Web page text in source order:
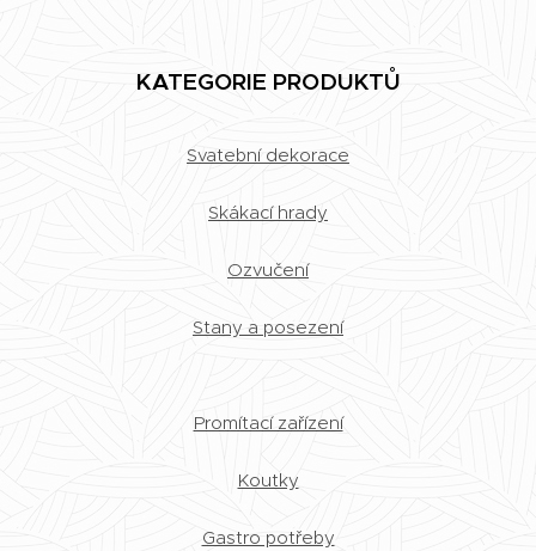
KATEGORIE PRODUKTŮ
Svatební dekorace
Skákací hrady
Ozvučení
Stany a posezení
Promítací zařízení
Koutky
Gastro potřeby